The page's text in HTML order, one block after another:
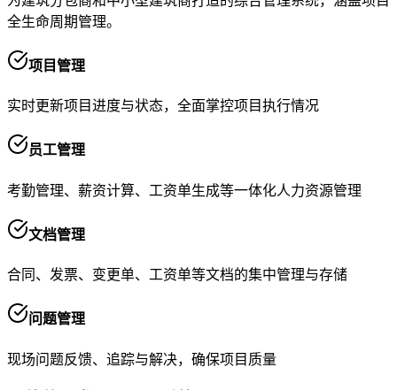
全生命周期管理。
项目管理
实时更新项目进度与状态，全面掌控项目执行情况
员工管理
考勤管理、薪资计算、工资单生成等一体化人力资源管理
文档管理
合同、发票、变更单、工资单等文档的集中管理与存储
问题管理
现场问题反馈、追踪与解决，确保项目质量